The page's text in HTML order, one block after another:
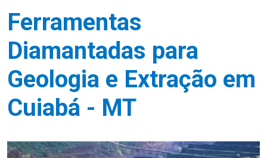
Ferramentas
Diamantadas para
Geologia e Extração em
Cuiabá - MT